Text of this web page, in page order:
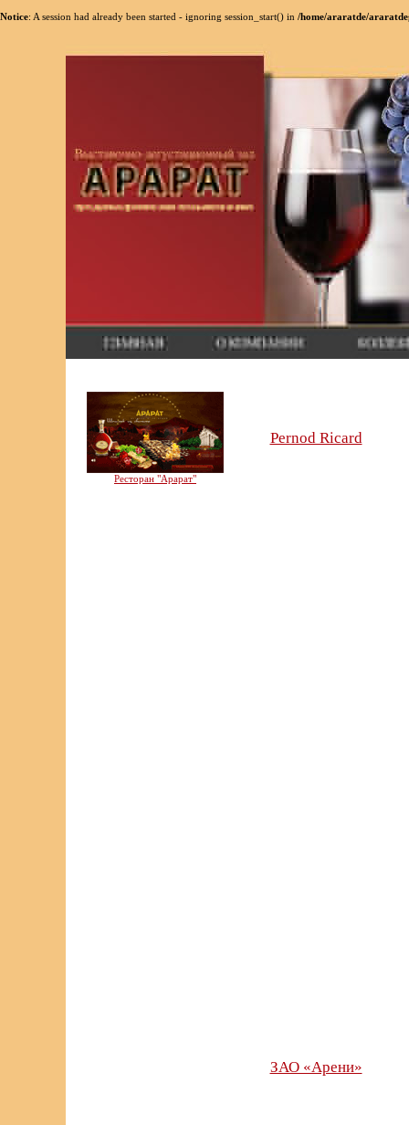
Notice: A session had already been started - ignoring session_start() in /home/araratde/
Ресторан "Арарат"
Pernod Ricard
ЗАО «Арени»